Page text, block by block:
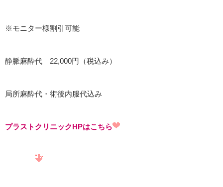
※モニター様割引可能
静脈麻酔代 22,000円（税込み）
局所麻酔代・術後内服代込み
プラストクリニックHPはこちら